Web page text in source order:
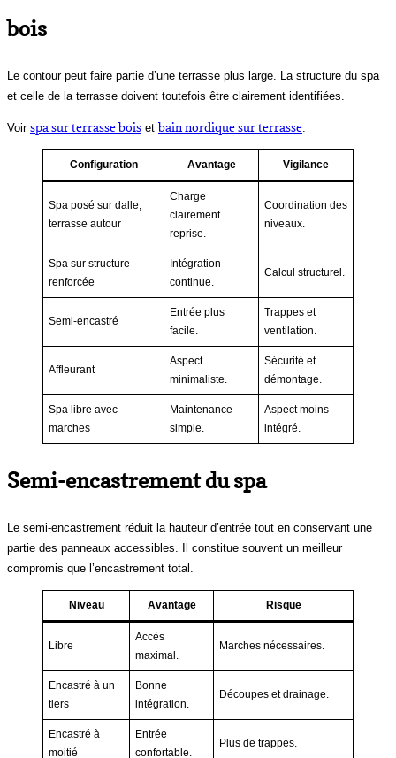
bois
Le contour peut faire partie d’une terrasse plus large. La structure du spa
et celle de la terrasse doivent toutefois être clairement identifiées.
Voir spa sur terrasse bois et bain nordique sur terrasse.
Configuration Avantage Vigilance
Spa posé sur dalle,
terrasse autour
Charge
clairement
reprise.
Coordination des
niveaux.
Spa sur structure
renforcée
Intégration
continue.
Calcul structurel.
Semi-encastré
Entrée plus
facile.
Trappes et
ventilation.
Affleurant
Aspect
minimaliste.
Sécurité et
démontage.
Spa libre avec
marches
Maintenance
simple.
Aspect moins
intégré.
Semi-encastrement du spa
Le semi-encastrement réduit la hauteur d’entrée tout en conservant une
partie des panneaux accessibles. Il constitue souvent un meilleur
compromis que l’encastrement total.
Niveau Avantage Risque
Libre
Accès
maximal.
Marches nécessaires.
Encastré à un
tiers
Bonne
intégration.
Découpes et drainage.
Encastré à
moitié
Entrée
confortable.
Plus de trappes.